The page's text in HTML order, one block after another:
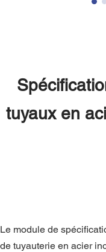
tuyaux en
Le module de
de tuyauterie en acier